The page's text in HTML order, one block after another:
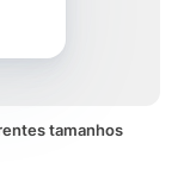
tamanhos